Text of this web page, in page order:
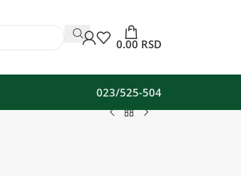
0.00 RSD
023/525-504